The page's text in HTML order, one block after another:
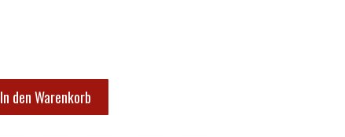
In den Warenkorb